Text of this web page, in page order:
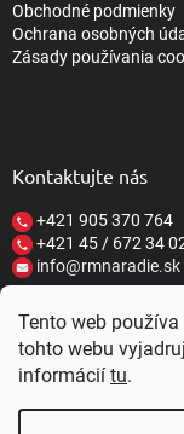
Tento web
tohto webu
informácií tu.
Obchodné podmienky
Ochrana osobných
Zásady používania
Kontaktujte nás
+421 905 370 764
+421 45 / 672 34
info@rmnaradie.sk